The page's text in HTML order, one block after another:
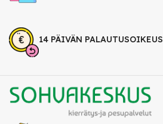
14 PÄIVÄN PALAUTUSOIKEUS